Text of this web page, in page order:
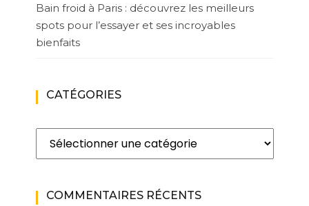
Bain froid à Paris : découvrez les meilleurs
spots pour l’essayer et ses incroyables
bienfaits
CATÉGORIES
Catégories
COMMENTAIRES RÉCENTS